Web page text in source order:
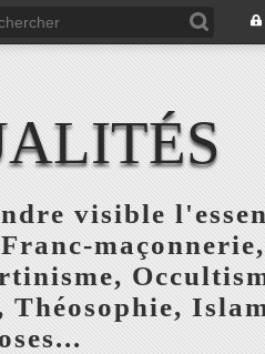
visible
maçonnerie,